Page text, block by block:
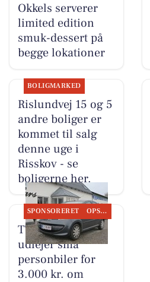
Okkels serverer
limited edition
smuk-dessert på
begge lokationer
BOLIGMARKED
Rislundvej 15 og 5
andre boliger er
kommet til salg
denne uge i
Risskov - se
boligerne her.
SPONSORERET OPSLAGSTAVLEN
TT CARS ApS
udlejer små
personbiler for
3.000 kr. om